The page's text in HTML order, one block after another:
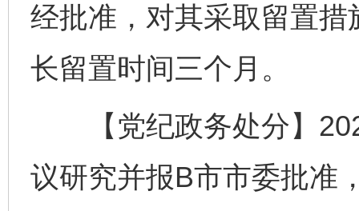
经批准，对其采取留置
长留置时间三个月。
【党纪政务处分】
议研究并报B市市委批准